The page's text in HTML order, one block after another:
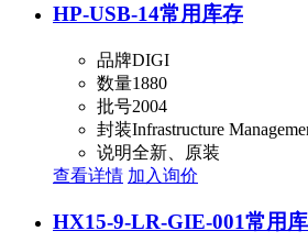
HP-USB-14常用库存
品牌DIGI
数量1880
批号2004
封装Infrastructure
说明全新、原装
查看详情 加入询价
HX15-9-LR-GIE-001常用